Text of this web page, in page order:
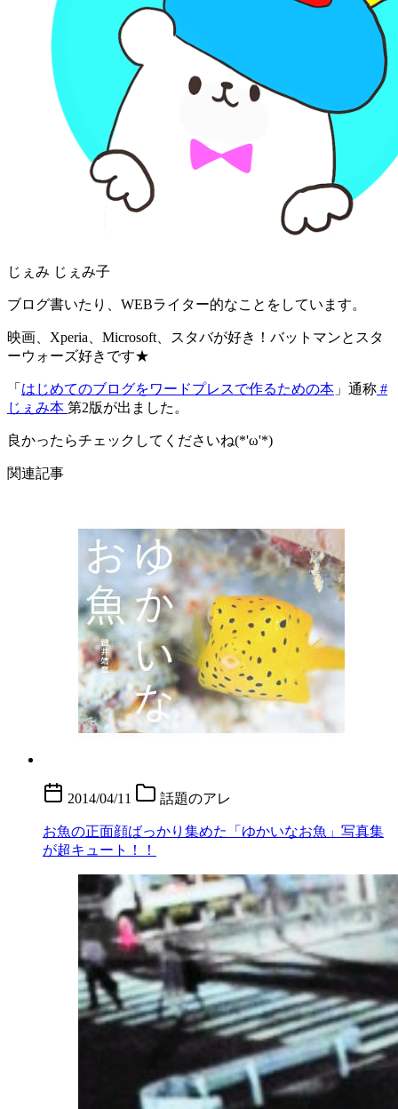
じぇみ じぇみ子
ブログ書いたり、WEBライター的なことをしています。
映画、Xperia、Microsoft、スタバが好き！バットマンとスタ
ーウォーズ好きです★
「 はじめてのブログをワードプレスで作るための本 」通称 #
じぇみ本 第2版が出ました。
良かったらチェックしてくださいね(*'ω'*)
関連記事
2014/04/11 話題のアレ
お魚の正面顔ばっかり集めた「ゆかいなお魚」写真集
が超キュート！！